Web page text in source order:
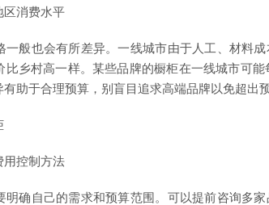
区消费水平
般也会有所差异。一线城市由于人工、材料
比乡村高一样。某些品牌的橱柜在一线城市可
助于合理预算，别盲目追求高端品牌以免超出预
用控制方法
明确自己的需求和预算范围。可以提前咨询多